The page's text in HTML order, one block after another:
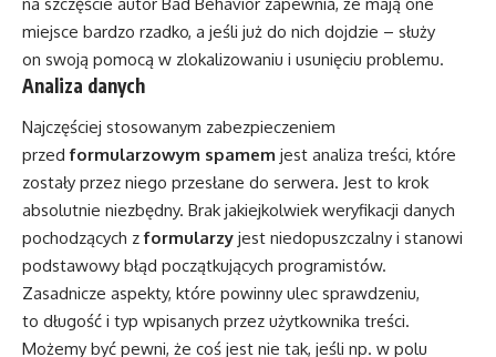
miejsce bardzo rzadko, a jeśli już do nich dojdzie – służy
on swoją pomocą w zlokalizowaniu i usunięciu problemu.
Analiza danych
Najczęściej stosowanym zabezpieczeniem
przedformularzowym spamem jest analiza treści, które
zostały przez niego przesłane do serwera. Jest to krok
absolutnie niezbędny. Brak jakiejkolwiek weryfikacji danych
pochodzących zformularzy jest niedopuszczalny i stanowi
podstawowy błąd początkujących programistów.
Zasadnicze aspekty, które powinny ulec sprawdzeniu,
to długość i typ wpisanych przez użytkownika treści.
Możemy być pewni, że coś jest nie tak, jeśli np. w polu